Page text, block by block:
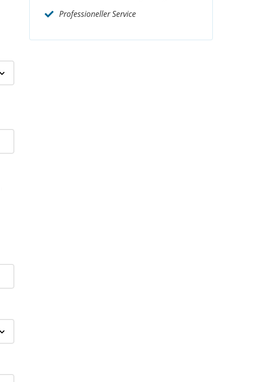
Professioneller Service